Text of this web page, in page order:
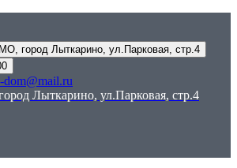
город Лыткарино, ул.Парковая, стр.4
Лыткарино, ул.Парковая, стр.4